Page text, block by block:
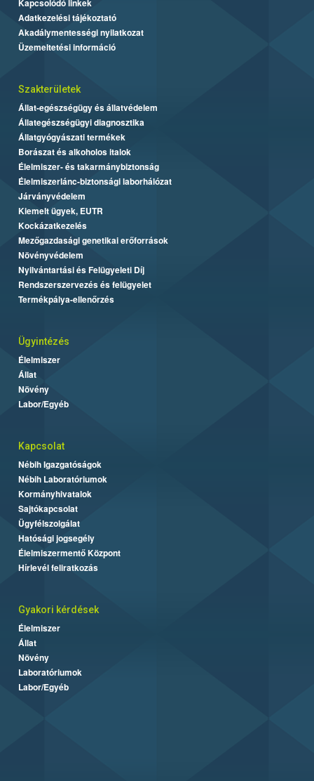
Kapcsolódó linkek
Adatkezelési tájékoztató
Akadálymentességi nyilatkozat
Üzemeltetési információ
Szakterületek
Állat-egészségügy és állatvédelem
Állategészségügyi diagnosztika
Állatgyógyászati termékek
Borászat és alkoholos italok
Élelmiszer- és takarmánybiztonság
Élelmiszerlánc-biztonsági laborhálózat
Járványvédelem
Kiemelt ügyek, EUTR
Kockázatkezelés
Mezőgazdasági genetikai erőforrások
Növényvédelem
Nyilvántartási és Felügyeleti Díj
Rendszerszervezés és felügyelet
Termékpálya-ellenőrzés
Ügyintézés
Élelmiszer
Állat
Növény
Labor/Egyéb
Kapcsolat
Nébih Igazgatóságok
Nébih Laboratóriumok
Kormányhivatalok
Sajtókapcsolat
Ügyfélszolgálat
Hatósági jogsegély
Élelmiszermentő Központ
Hírlevél feliratkozás
Gyakori kérdések
Élelmiszer
Állat
Növény
Laboratóriumok
Labor/Egyéb